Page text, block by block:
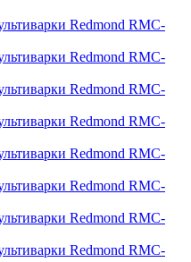
Redmond RMC-
Redmond RMC-
Redmond RMC-
Redmond RMC-
Redmond RMC-
Redmond RMC-
Redmond RMC-
Redmond RMC-